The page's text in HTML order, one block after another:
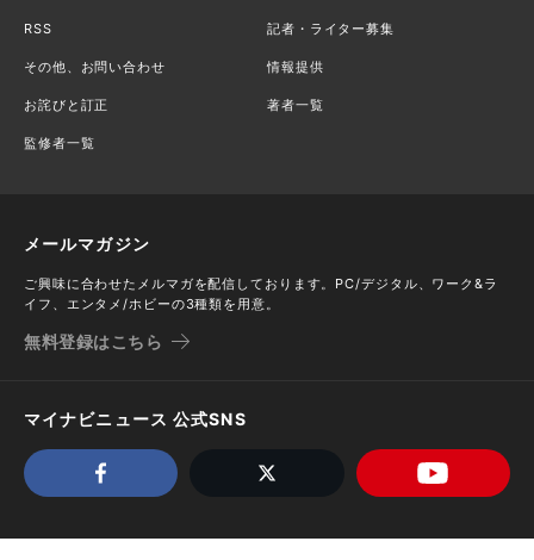
RSS 記者・ライター募集
その他、お問い合わせ 情報提供
お詫びと訂正 著者一覧
監修者一覧
メールマガジン
ご興味に合わせたメルマガを配信しております。PC/デジタル、ワーク&ラ
イフ、エンタメ/ホビーの3種類を用意。
無料登録はこちら
マイナビニュース 公式SNS